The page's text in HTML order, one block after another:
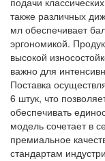
также различных
мл обеспечивает
эргономикой.
высокой
важно для
Поставка
6 штук, что
обеспечивать
модель сочетает в
премиальное
стандартам